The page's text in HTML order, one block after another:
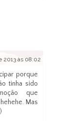
2013 às 08:02
porque
tinha sido
que
Mas